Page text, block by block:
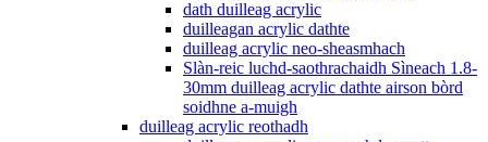
dath duilleag acrylic
duilleagan acrylic dathte
duilleag acrylic neo-sheasmhach
Slàn-reic luchd-saothrachaidh Sìneach 1.8-
30mm duilleag acrylic dathte airson bòrd
soidhne a-muigh
duilleag acrylic reothadh